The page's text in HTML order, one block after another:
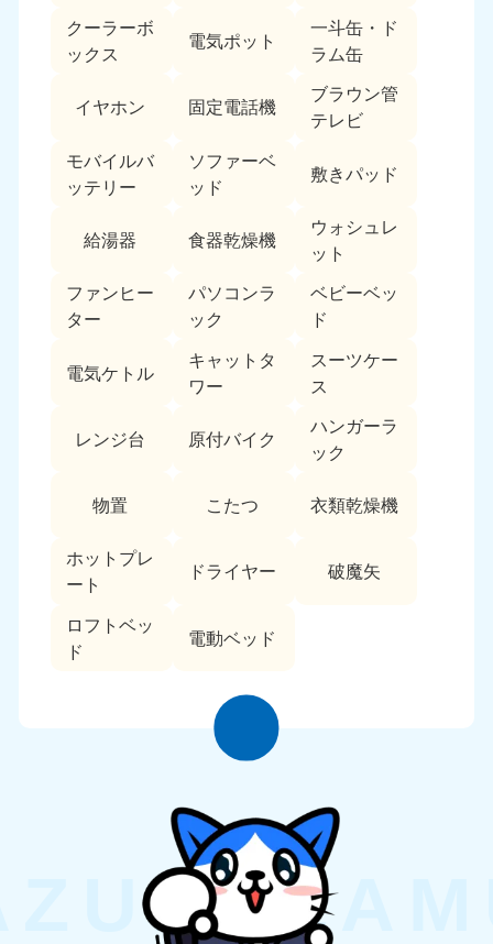
クーラーボ
ックス
電気ポット
一斗缶・ド
ラム缶
イヤホン 固定電話機
ブラウン管
テレビ
モバイルバ
ッテリー
ソファーベ
ッド
敷きパッド
給湯器 食器乾燥機
ウォシュレ
ット
ファンヒー
ター
パソコンラ
ック
ベビーベッ
ド
電気ケトル
キャットタ
ワー
スーツケー
ス
レンジ台 原付バイク
ハンガーラ
ック
物置 こたつ 衣類乾燥機
ホットプレ
ート
ドライヤー 破魔矢
ロフトベッ
ド
電動ベッド
長崎県
050-1880-9891
9:00〜19:00 年中無休
鹿児島県
050-1880-9889
9:00〜19:00 年中無休
大分県
9:00〜19:00 年中無休
宮崎県
9:00〜19:00 年中無休
050-1880-9892 050-1880-9887
9:00〜19:00 年中無休